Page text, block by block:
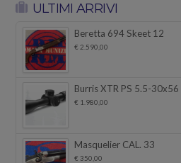
ULTIMI ARRIVI
Beretta 694 Skeet 12
€ 2.590,00
Burris XTR PS 5.5-30x56
€ 1.980,00
Masquelier CAL. 33
€ 350,00